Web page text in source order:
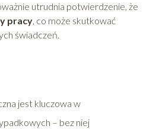
utrudnia potwierdzenie, że
pracy, co może skutkować
świadczeń.
jest kluczowa w
– bez niej